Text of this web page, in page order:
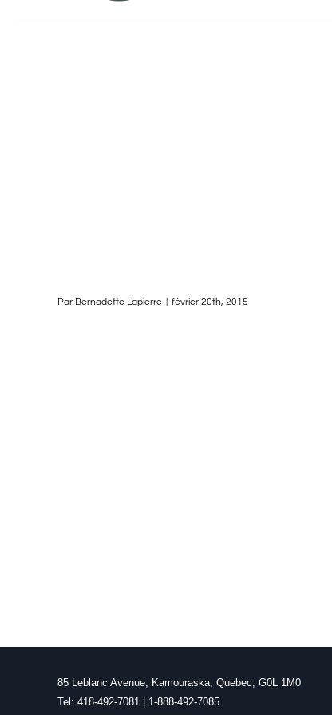
Par Bernadette Lapierre février 20th, 2015
85 Leblanc Avenue, Kamouraska, Quebec, G0L 1M0
Tel: 418-492-7081 | 1-888-492-7085